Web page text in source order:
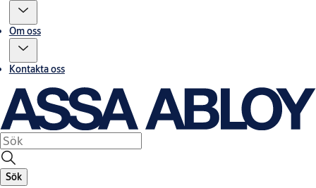
Om oss
Kontakta oss
Sök